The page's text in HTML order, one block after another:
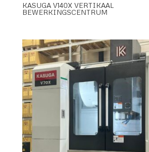
KASUGA V140X VERTIKAAL
BEWERKINGSCENTRUM